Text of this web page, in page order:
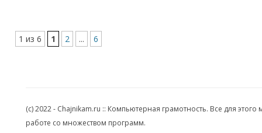
1 из 6 1 2 ... 6
(c) 2022 - Chajnikam.ru :: Компьютерная грамотность. Все для
работе со множеством программ.